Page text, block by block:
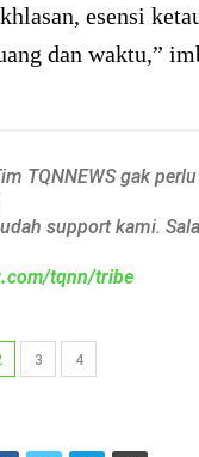
esensi
dan waktu,”
TQNNEWS gak
support kami.
tqnn/tribe
3 4